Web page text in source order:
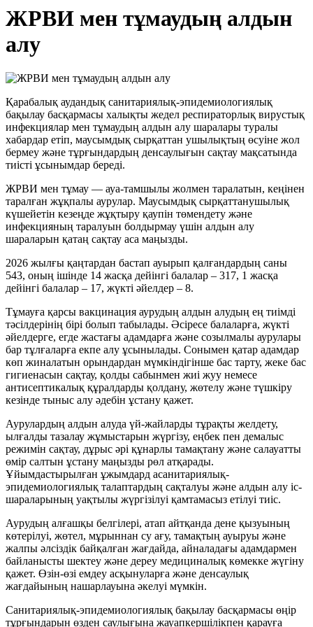
ЖРВИ мен тұмаудың алдын
алу
Қарабалық аудандық санитариялық-эпидемиологиялық
бақылау басқармасы халықты жедел респираторлық вирустық
инфекциялар мен тұмаудың алдын алу шаралары туралы
хабардар етіп, маусымдық сырқаттан ушылықтың өсуіне жол
бермеу және тұрғындардың денсаулығын сақтау мақсатында
тиісті ұсынымдар береді.
ЖРВИ мен тұмау — ауа-тамшылы жолмен таралатын, кеңінен
таралған жұқпалы аурулар. Маусымдық сырқаттанушылық
күшейетін кезеңде жұқтыру қаупін төмендету және
инфекцияның таралуын болдырмау үшін алдын алу
шараларын қатаң сақтау аса маңызды.
2026 жылғы қаңтардан бастап ауырып қалғандардың саны
543, оның ішінде 14 жасқа дейінгі балалар – 317, 1 жасқа
дейінгі балалар – 17, жүкті әйелдер – 8.
Тұмауға қарсы вакцинация аурудың алдын алудың ең тиімді
тәсілдерінің бірі болып табылады. Әсіресе балаларға, жүкті
әйелдерге, егде жастағы адамдарға және созылмалы аурулары
бар тұлғаларға екпе алу ұсынылады. Сонымен қатар адамдар
көп жиналатын орындардан мүмкіндігінше бас тарту, жеке бас
гигиенасын сақтау, қолды сабынмен жиі жуу немесе
антисептикалық құралдарды қолдану, жөтелу және түшкіру
кезінде тыныс алу әдебін ұстану қажет.
Аурулардың алдын алуда үй-жайларды тұрақты желдету,
ылғалды тазалау жұмыстарын жүргізу, еңбек пен демалыс
режимін сақтау, дұрыс әрі құнарлы тамақтану және салауатты
өмір салтын ұстану маңызды рөл атқарады.
Ұйымдастырылған ұжымдард асанитариялық-
эпидемиологиялық талаптардың сақталуы және алдын алу іс-
шараларының уақтылы жүргізілуі қамтамасыз етілуі тиіс.
Аурудың алғашқы белгілері, атап айтқанда дене қызуының
көтерілуі, жөтел, мұрыннан су ағу, тамақтың ауыруы және
жалпы әлсіздік байқалған жағдайда, айналадағы адамдармен
байланысты шектеу және дереу медициналық көмекке жүгіну
қажет. Өзін-өзі емдеу асқынуларға және денсаулық
жағдайының нашарлауына әкелуі мүмкін.
Санитариялық-эпидемиологиялық бақылау басқармасы өңір
тұрғындарын өзден саулығына жауапкершілікпен қарауға